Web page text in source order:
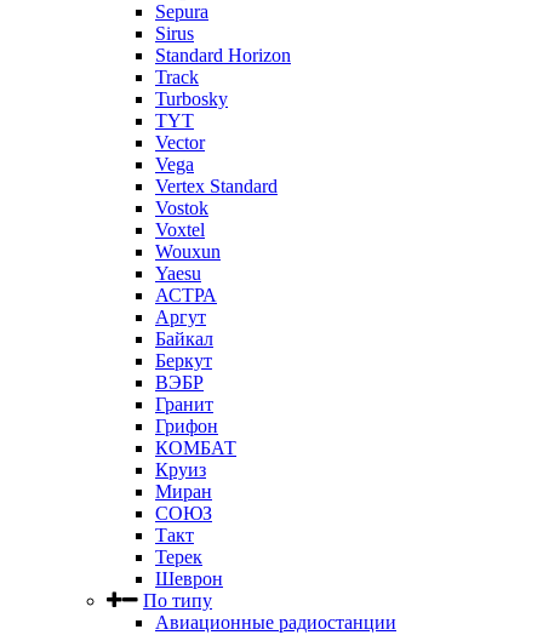
Sepura
Sirus
Standard Horizon
Track
Turbosky
TYT
Vector
Vega
Vertex Standard
Vostok
Voxtel
Wouxun
Yaesu
АСТРА
Аргут
Байкал
Беркут
ВЭБР
Гранит
Грифон
КОМБАТ
Круиз
Миран
СОЮЗ
Такт
Терек
Шеврон
По типу
Авиационные радиостанции